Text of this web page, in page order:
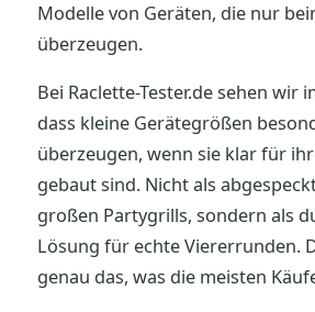
Modelle von Geräten, die nur
überzeugen.
Bei Raclette-Tester.de sehen wir
dass kleine Gerätegrößen
überzeugen, wenn sie klar für
gebaut sind. Nicht als
großen Partygrills, sondern als
Lösung für echte Viererrunden.
genau das, was die meisten